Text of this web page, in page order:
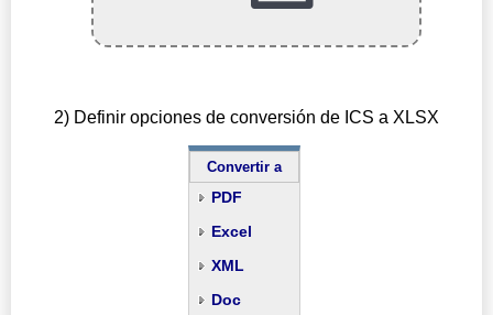
2) Definir opciones de conversión de ICS a XLSX
Convertir a
PDF
Excel
XML
Doc